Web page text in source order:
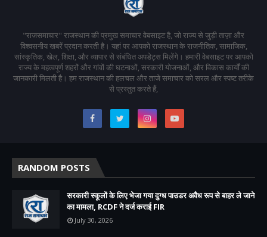
"राजसमाचार" राजस्थान की प्रमुख समाचार वेबसाइट है, जो राज्य से जुड़ी ताज़ा और
विश्वसनीय खबरें प्रदान करती है। यहां पर आपको राजस्थान के राजनीतिक, सामाजिक,
सांस्कृतिक, खेल, शिक्षा, और व्यापार से संबंधित अपडेट्स मिलेंगे। हमारी वेबसाइट पर आपको
राज्य के महत्वपूर्ण शहरों और गांवों की घटनाओं, सरकारी योजनाओं, और विकास कार्यों की
जानकारी मिलती है। हम राजस्थान की हलचल और ताजे समाचार को सरल और स्पष्ट तरीके
से प्रस्तुत करते हैं,
RANDOM POSTS
सरकारी स्कूलों के लिए भेजा गया दुग्ध पाउडर अवैध रूप से बाहर ले जाने
का मामला, RCDF ने दर्ज कराई FIR
July 30, 2026